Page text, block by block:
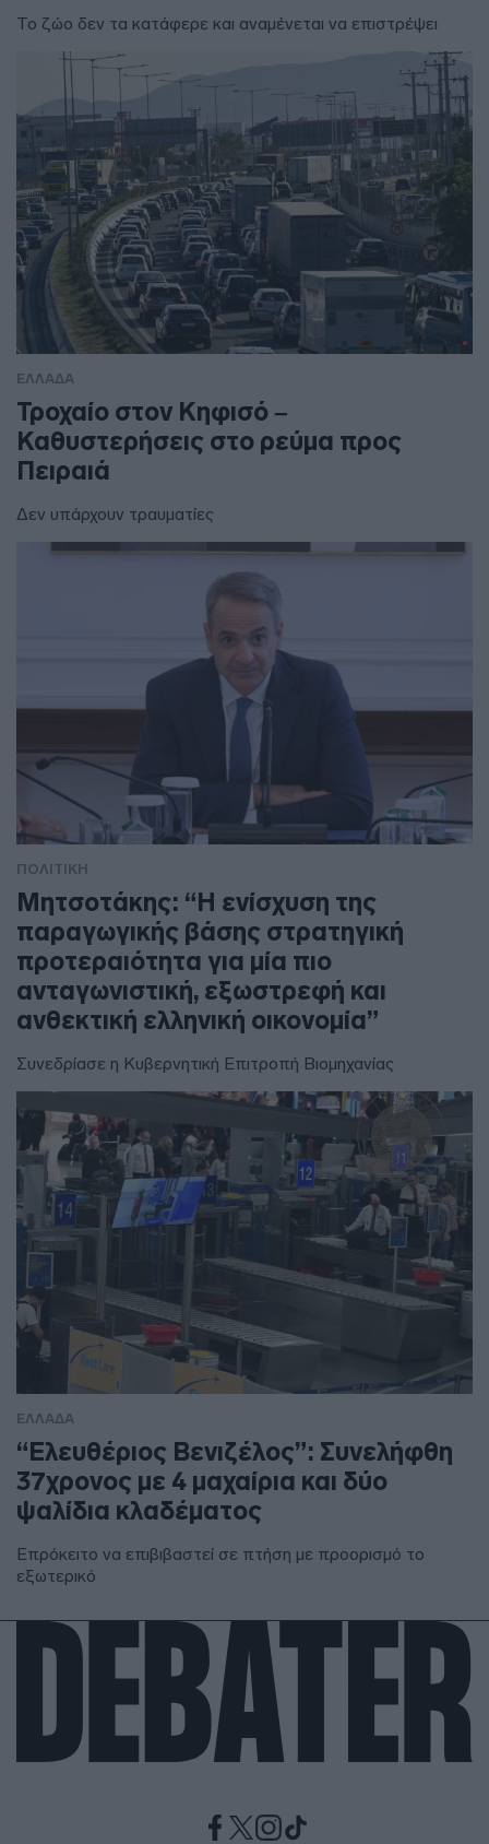
Το ζώο δεν τα κατάφερε και αναμένεται να επιστρέψει
ΕΛΛΑΔΑ
Τροχαίο στον Κηφισό –
Καθυστερήσεις στο ρεύμα προς
Πειραιά
Δεν υπάρχουν τραυματίες
ΠΟΛΙΤΙΚΗ
Μητσοτάκης: “Η ενίσχυση της
παραγωγικής βάσης στρατηγική
προτεραιότητα για μία πιο
ανταγωνιστική, εξωστρεφή και
ανθεκτική ελληνική οικονομία”
Συνεδρίασε η Κυβερνητική Επιτροπή Βιομηχανίας
ΕΛΛΑΔΑ
“Ελευθέριος Βενιζέλος”: Συνελήφθη
37χρονος με 4 μαχαίρια και δύο
ψαλίδια κλαδέματος
Επρόκειτο να επιβιβαστεί σε πτήση με προορισμό το
εξωτερικό